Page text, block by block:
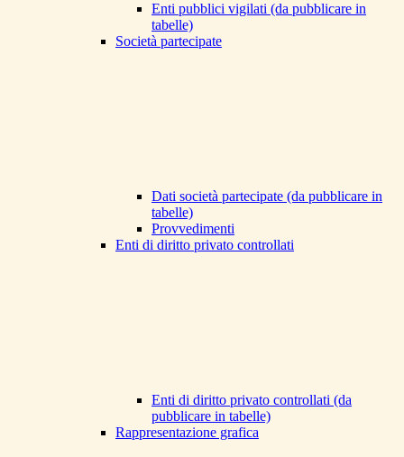
Enti pubblici vigilati (da pubblicare in
tabelle)
Società partecipate
Dati società partecipate (da pubblicare in
tabelle)
Provvedimenti
Enti di diritto privato controllati
Enti di diritto privato controllati (da
pubblicare in tabelle)
Rappresentazione grafica